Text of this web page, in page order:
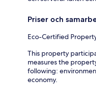
Priser och
Eco-Certified
This property
measures the
following:
economy.